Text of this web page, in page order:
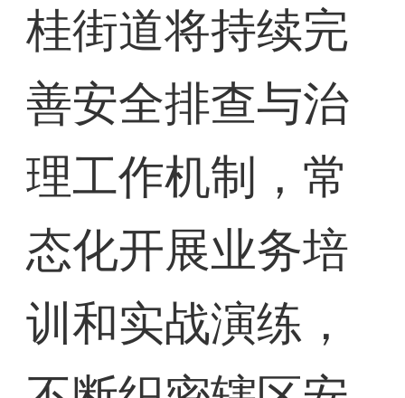
桂街道将持续完
善安全排查与治
理工作机制，常
态化开展业务培
训和实战演练，